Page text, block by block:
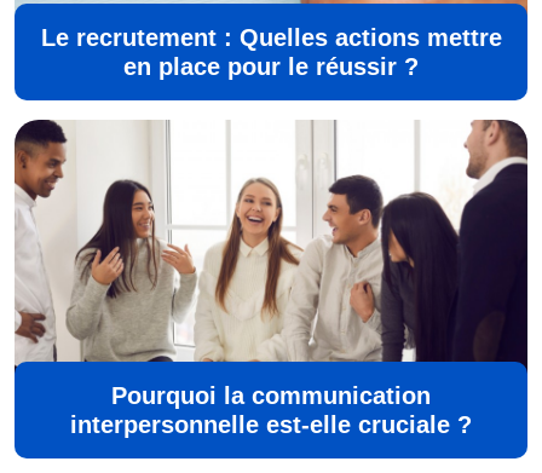
Le recrutement : Quelles actions mettre
en place pour le réussir ?
Pourquoi la communication
interpersonnelle est-elle cruciale ?